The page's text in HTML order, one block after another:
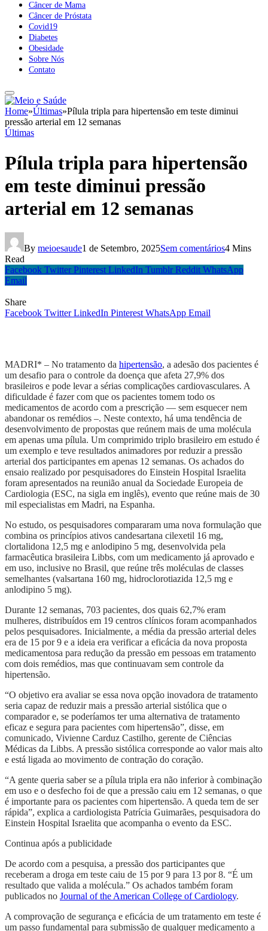
Câncer de Mama
Câncer de Próstata
Covid19
Diabetes
Obesidade
Sobre Nós
Contato
Home»Últimas»Pílula tripla para hipertensão em teste diminui
pressão arterial em 12 semanas
Últimas
Pílula tripla para hipertensão
em teste diminui pressão
arterial em 12 semanas
By meioesaude1 de Setembro, 2025Sem comentários4 Mins
Read
Facebook Twitter Pinterest LinkedIn Tumblr Reddit WhatsApp
Email
Share
Facebook Twitter LinkedIn Pinterest WhatsApp Email
MADRI* – No tratamento da hipertensão, a adesão dos pacientes é
um desafio para o controle da doença que afeta 27,9% dos
brasileiros e pode levar a sérias complicações cardiovasculares. A
dificuldade é fazer com que os pacientes tomem todo os
medicamentos de acordo com a prescrição — sem esquecer nem
abandonar os remédios –. Neste contexto, há uma tendência de
desenvolvimento de propostas que reúnem mais de uma molécula
em apenas uma pílula. Um comprimido triplo brasileiro em estudo é
um exemplo e teve resultados animadores por reduzir a pressão
arterial dos participantes em apenas 12 semanas. Os achados do
ensaio realizado por pesquisadores do Einstein Hospital Israelita
foram apresentados na reunião anual da Sociedade Europeia de
Cardiologia (ESC, na sigla em inglês), evento que reúne mais de 30
mil especialistas em Madri, na Espanha.
No estudo, os pesquisadores compararam uma nova formulação que
combina os princípios ativos candesartana cilexetil 16 mg,
clortalidona 12,5 mg e anlodipino 5 mg, desenvolvida pela
farmacêutica brasileira Libbs, com um medicamento já aprovado e
em uso, inclusive no Brasil, que reúne três moléculas de classes
semelhantes (valsartana 160 mg, hidroclorotiazida 12,5 mg e
anlodipino 5 mg).
Durante 12 semanas, 703 pacientes, dos quais 62,7% eram
mulheres, distribuídos em 19 centros clínicos foram acompanhados
pelos pesquisadores. Inicialmente, a média da pressão arterial deles
era de 15 por 9 e a ideia era verificar a eficácia da nova proposta
medicamentosa para redução da pressão em pessoas em tratamento
com dois remédios, mas que continuavam sem controle da
hipertensão.
“O objetivo era avaliar se essa nova opção inovadora de tratamento
seria capaz de reduzir mais a pressão arterial sistólica que o
comparador e, se poderíamos ter uma alternativa de tratamento
eficaz e segura para pacientes com hipertensão”, disse, em
comunicado, Vivienne Carduz Castilho, gerente de Ciências
Médicas da Libbs. A pressão sistólica corresponde ao valor mais alto
e está ligada ao movimento de contração do coração.
“A gente queria saber se a pílula tripla era não inferior à combinação
em uso e o desfecho foi de que a pressão caiu em 12 semanas, o que
é importante para os pacientes com hipertensão. A queda tem de ser
rápida”, explica a cardiologista Patrícia Guimarães, pesquisadora do
Einstein Hospital Israelita que acompanha o evento da ESC.
Continua após a publicidade
De acordo com a pesquisa, a pressão dos participantes que
receberam a droga em teste caiu de 15 por 9 para 13 por 8. “É um
resultado que valida a molécula.” Os achados também foram
publicados no Journal of the American College of Cardiology.
A comprovação de segurança e eficácia de um tratamento em teste é
um passo fundamental para submissão de qualquer medicamento a